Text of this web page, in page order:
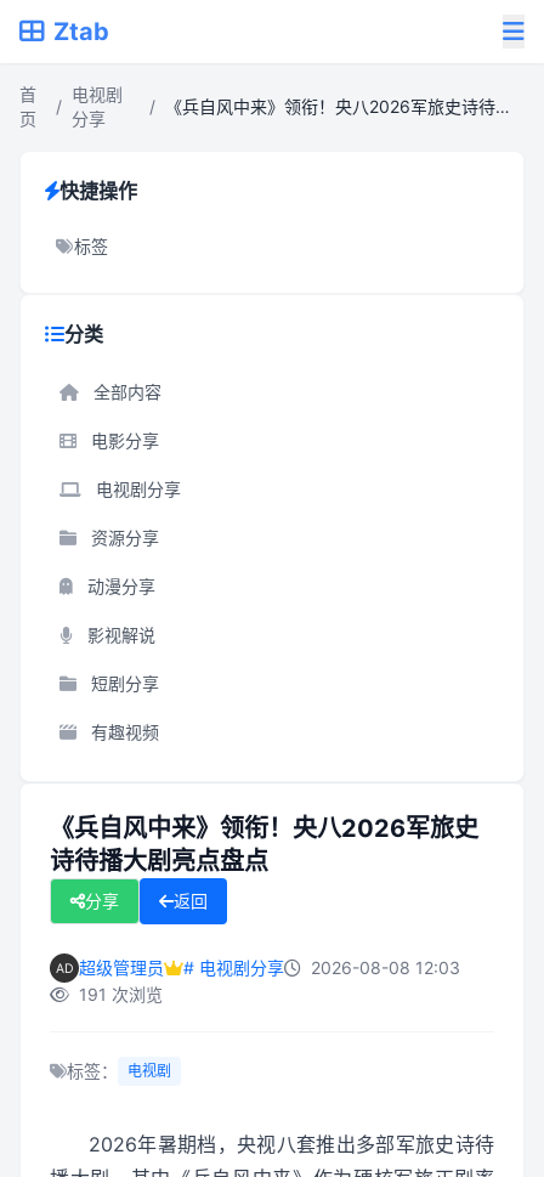
Ztab
首
页
/
电视剧
分享
/ 《兵自风中来》领衔！央八2026军旅史诗待播大剧亮点盘点
快捷操作
标签
分类
全部内容
电影分享
电视剧分享
资源分享
动漫分享
影视解说
短剧分享
有趣视频
《兵自风中来》领衔！央八2026军旅史
诗待播大剧亮点盘点
分享 返回
超级管理员 # 电视剧分享
2026-08-08 12:03
191 次浏览
标签： 电视剧
2026年暑期档，央视八套推出多部军旅史诗待